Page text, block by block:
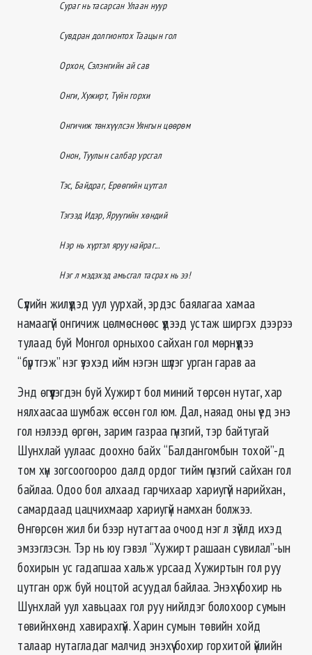
Сураг нь тасарсан Улаан нуур
Сувдран долгионтох Таацын гол
Орхон, Сэлэнгийн ай сав
Онги, Хужирт, Түйн горхи
Онгичиж төнхүүлсэн Уянгын цөөрөм
Онон, Туулын салбар урсгал
Тэс, Байдраг, Ерөөгийн цутгал
Тэгээд Идэр, Яруугийн хөндий
Нэр нь хүртэл яруу найраг...
Нэг л мэдэхэд амьсгал тасрах нь ээ!
Сүүлийн жилүүдэд уул уурхай, эрдэс баялагаа хамаа
намаагүй онгичиж цөлмөснөөс үүдээд устаж ширгэх дээрээ
тулаад буй Монгол орныхоо сайхан гол мөрнүүдээ
“бүртгэж” нэг үзэхэд ийм нэгэн шүлэг урган гарав аа
Энд өгүүлэгдэн буй Хужирт бол миний төрсөн нутаг, хар
нялхаасаа шумбаж өссөн гол юм. Дал, наяад оны үед энэ
гол нэлээд өргөн, зарим газраа гүнзгий, тэр байтугай
Шунхлай уулаас доохно байх “Балдангомбын тохой”-д
том хүн зогсоогоороо далд ордог тийм гүнзгий сайхан гол
байлаа. Одоо бол алхаад гарчихаар хариугүй нарийхан,
самардаад цацчихмаар хариугүй намхан болжээ.
Өнгөрсөн жил би бээр нутагтаа очоод нэг л зүйлд ихэд
эмзэглэсэн. Тэр нь юу гэвэл “Хужирт рашаан сувилал”-ын
бохирын ус гадагшаа хальж урсаад Хужиртын гол руу
цутган орж буй ноцтой асуудал байлаа. Энэхүү бохир нь
Шунхлай уул хавьцаах гол руу нийлдэг болохоор сумын
төвийнхөнд хавирахгүй. Харин сумын төвийн хойд
талаар нутагладаг малчид энэхүү бохир горхитой үйлийн